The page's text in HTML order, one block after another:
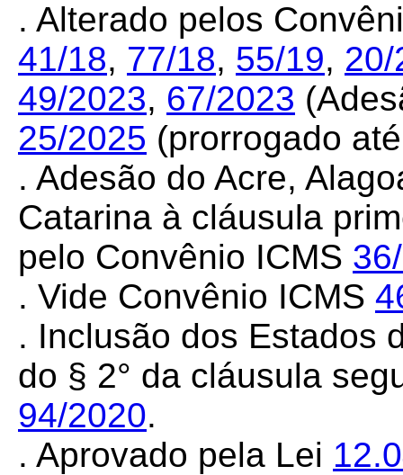
. Alterado pelos
41/18, 77/18, 55/19, 20/
49/2023, 67/2023
25/2025 (prorrogado
. Adesão do Acre,
Catarina à cláusula
pelo Convênio ICMS
. Vide Convênio ICMS
. Inclusão dos Estados
do § 2° da cláusula
94/2020.
. Aprovado pela Lei